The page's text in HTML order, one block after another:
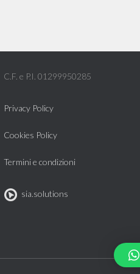
C.F. e P.I. 01299950285
Privacy Policy
Cookies Policy
Termini e condizioni
sia.solutions